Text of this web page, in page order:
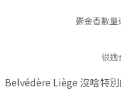
鬱金香數量
很適
Belvédère Liège 沒啥特